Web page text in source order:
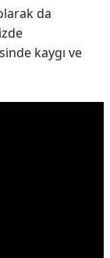
da
kaygı ve